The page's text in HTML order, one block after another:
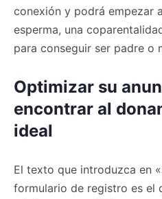
conexión y podrá empezar
esperma, una
para conseguir ser padre o
Optimizar su
encontrar al
ideal
El texto que introduzca en
formulario de registro es el